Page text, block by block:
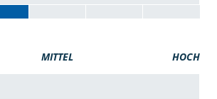
MITTEL HOCH